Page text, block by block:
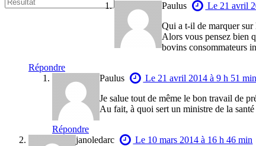
Paulus
Le 21 avril
Qui a t-il de marquer sur
Alors vous pensez bien
bovins consommateurs
Répondre
Paulus
Le 21 avril 2014 à 9 h 51 min
Je salue tout de même le bon travail de
Au fait, à quoi sert un ministre de la santé
Répondre
janoledarc
Le 10 mars 2014 à 16 h 46 min